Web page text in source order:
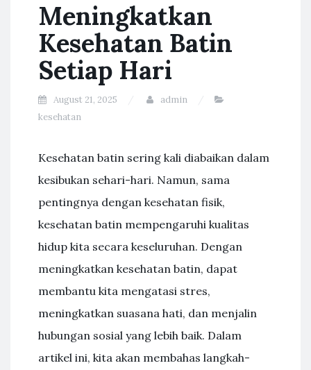
Meningkatkan
Kesehatan Batin
Setiap Hari
August 21, 2025
admin
kesehatan
Kesehatan batin sering kali diabaikan dalam
kesibukan sehari-hari. Namun, sama
pentingnya dengan kesehatan fisik,
kesehatan batin mempengaruhi kualitas
hidup kita secara keseluruhan. Dengan
meningkatkan kesehatan batin, dapat
membantu kita mengatasi stres,
meningkatkan suasana hati, dan menjalin
hubungan sosial yang lebih baik. Dalam
artikel ini, kita akan membahas langkah-